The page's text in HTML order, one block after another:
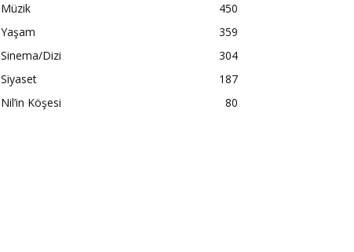
Müzik
450
Yaşam
359
Sinema/Dizi
304
Siyaset
187
Nil’in Köşesi
80